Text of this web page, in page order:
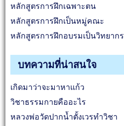
หลักสูตรการฝึกเฉพาะตน
หลักสูตรการฝึกเป็นหมู่คณะ
หลักสูตรการฝึกอบรมเป็นวิทยากร
บทความที่น่าสนใจ
เกิดมาว่าจะมาหาแก้ว
วิชาธรรมกายคืออะไร
หลวงพ่อวัดปากน้ำตั้งเวรทำวิชา